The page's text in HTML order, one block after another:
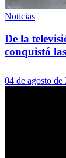
Noticias
De la
conquistó
04 de agosto de